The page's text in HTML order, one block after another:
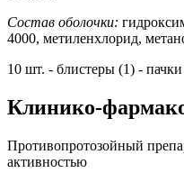
Состав оболочки:
4000, метиленхлорид,
10 шт. - блистеры (1) -
Клинико-
Противопротозойный
активностью